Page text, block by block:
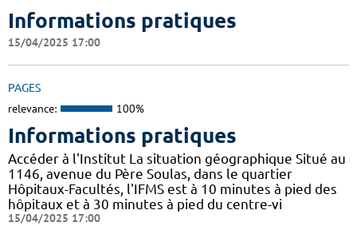
Informations pratiques
15/04/2025 17:00
PAGES
relevance: 100%
Informations pratiques
Accéder à l'Institut La situation géographique Situé au
1146, avenue du Père Soulas, dans le quartier
Hôpitaux-Facultés, l'IFMS est à 10 minutes à pied des
hôpitaux et à 30 minutes à pied du centre-vi
15/04/2025 17:00